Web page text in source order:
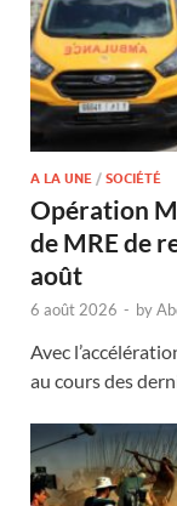
A LA UNE / SOCIÉTÉ
Opération
de MRE de
août
6 août 2026 - by
Avec
au cours des